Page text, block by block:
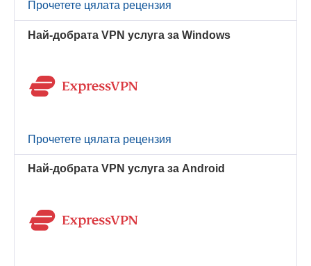
Прочетете цялата рецензия
Най-добрата VPN услуга за Windows
Прочетете цялата рецензия
Най-добрата VPN услуга за Android